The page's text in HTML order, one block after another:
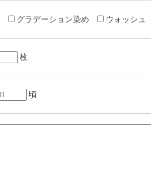
グラデーション染め ウォッシュ
枚
頃